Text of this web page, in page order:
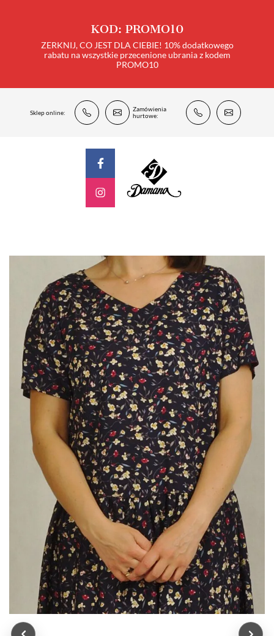
KOD: PROMO10
ZERKNIJ, CO JEST DLA CIEBIE! 10% dodatkowego
rabatu na wszystkie przecenione ubrania z kodem
PROMO10
Sklep online:
Zamówienia
hurtowe: